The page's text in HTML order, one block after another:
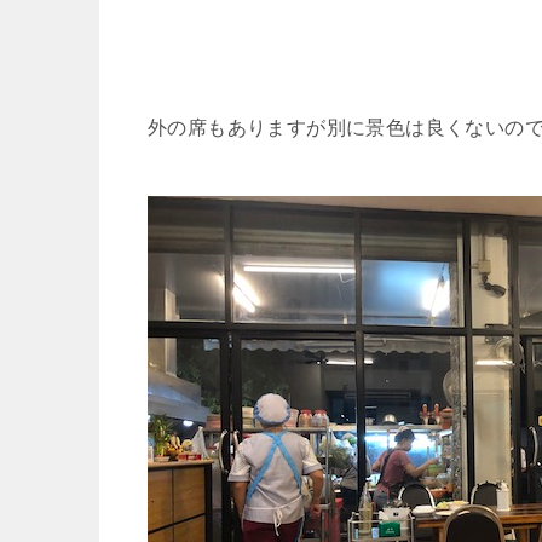
外の席もありますが別に景色は良くないの